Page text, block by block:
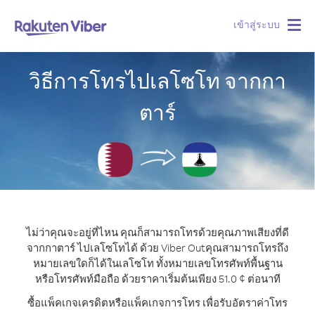
เข้าสู่ระบบ
วิธีการโทรไปเลโซโท จากกา
ตาร์
ไม่ว่าคุณจะอยู่ที่ไหน คุณก็สามารถโทรด้วยคุณภาพเสียงที่ดี
จากกาตาร์ ไปเลโซโทได้ ด้วย Viber Outคุณสามารถโทรถึง
หมายเลขใดก็ได้ในเลโซโท ทั้งหมายเลขโทรศัพท์พื้นฐาน
หรือโทรศัพท์มือถือ ด้วยราคาเริ่มต้นเพียง 51.0 ¢ ต่อนาที
ซื้อแพ็คเกจเครดิตหรือแพ็คเกจการโทร เพื่อรับอัตราค่าโทร